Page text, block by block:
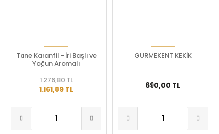
Tane Karanfil - İri Başlı ve
Yoğun Aromalı
1.161,89 TL
1.276,80 TL
GURMEKENT KEKİK
690,00 TL